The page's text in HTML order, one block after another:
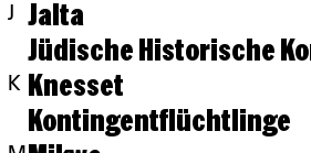
J
Jalta
Jüdische Historische
K Knesset
Kontingentflüchtlinge